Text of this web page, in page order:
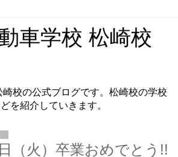
車学校 松崎校
校の公式ブログです。松崎校の学校
を紹介していきます。
（火）卒業おめでとう!!